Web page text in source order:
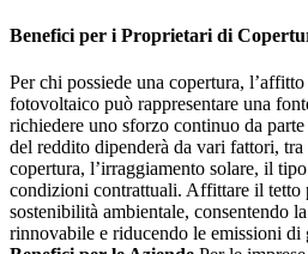
Benefici per i Proprietari di
Per chi possiede una copertura,
fotovoltaico può rappresentare una
richiedere uno sforzo continuo da
del reddito dipenderà da vari fattori,
copertura, l’irraggiamento solare, il
condizioni contrattuali. Affittare il tetto
sostenibilità ambientale, consentendo
rinnovabile e riducendo le emissioni di